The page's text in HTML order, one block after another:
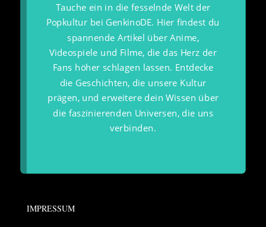
Tauche ein in die fesselnde Welt der
Popkultur bei GenkinoDE. Hier findest du
spannende Artikel über Anime,
Videospiele und Filme, die das Herz der
Fans höher schlagen lassen. Entdecke
die Geschichten, die unsere Kultur
prägen, und erweitere dein Wissen über
die faszinierenden Universen, die uns
verbinden.
IMPRESSUM